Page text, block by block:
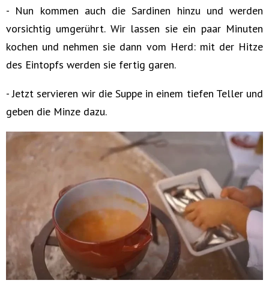
- Nun kommen auch die Sardinen hinzu und werden
vorsichtig umgerührt. Wir lassen sie ein paar Minuten
kochen und nehmen sie dann vom Herd: mit der Hitze
des Eintopfs werden sie fertig garen.
- Jetzt servieren wir die Suppe in einem tiefen Teller und
geben die Minze dazu.